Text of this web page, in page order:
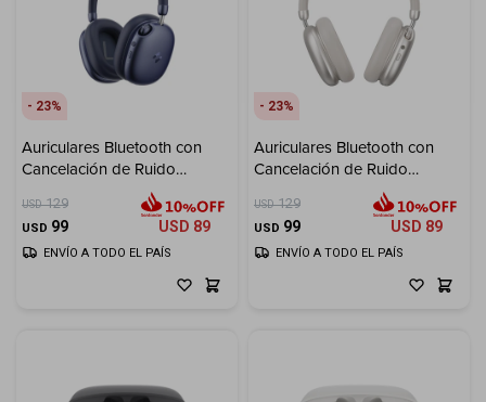
23
Auriculares Bluetooth con
Cancelación de Ruido
Inalámbricos HAVIT Space S1
H670BT - Azul
USD 129
USD 99 USD 89
ENVÍO A TODO EL PAÍS
23
Auriculares Bluetooth con
Cancelación de Ruido
Inalámbricos HAVIT Space S1
H670BT - Beige
USD 129
USD 99 USD 89
ENVÍO A TODO EL PAÍS